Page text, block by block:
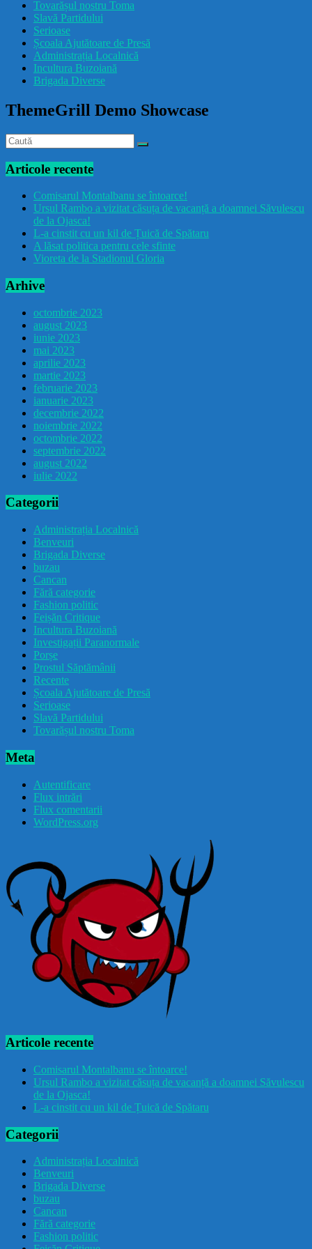
drăcușorulbuzoian
Tovarășul nostru Toma
Slavă Partidului
Serioase
Școala Ajutătoare de Presă
Administrația Localnică
Incultura Buzoiană
Brigada Diverse
ThemeGrill Demo Showcase
Articole recente
Comisarul Montalbanu se întoarce!
Ursul Rambo a vizitat căsuța de vacanță a doamnei Săvulescu
de la Ojasca!
L-a cinstit cu un kil de Țuică de Spătaru
A lăsat politica pentru cele sfinte
Vioreta de la Stadionul Gloria
Arhive
octombrie 2023
august 2023
iunie 2023
mai 2023
aprilie 2023
martie 2023
februarie 2023
ianuarie 2023
decembrie 2022
noiembrie 2022
octombrie 2022
septembrie 2022
august 2022
iulie 2022
Categorii
Administrația Localnică
Benveuri
Brigada Diverse
buzau
Cancan
Fără categorie
Fashion politic
Feișăn Critique
Incultura Buzoiană
Investigații Paranormale
Porșe
Prostul Săptămânii
Recente
Școala Ajutătoare de Presă
Serioase
Slavă Partidului
Tovarășul nostru Toma
Meta
Autentificare
Flux intrări
Flux comentarii
WordPress.org
Articole recente
Comisarul Montalbanu se întoarce!
Ursul Rambo a vizitat căsuța de vacanță a doamnei Săvulescu
de la Ojasca!
L-a cinstit cu un kil de Țuică de Spătaru
Categorii
Administrația Localnică
Benveuri
Brigada Diverse
buzau
Cancan
Fără categorie
Fashion politic